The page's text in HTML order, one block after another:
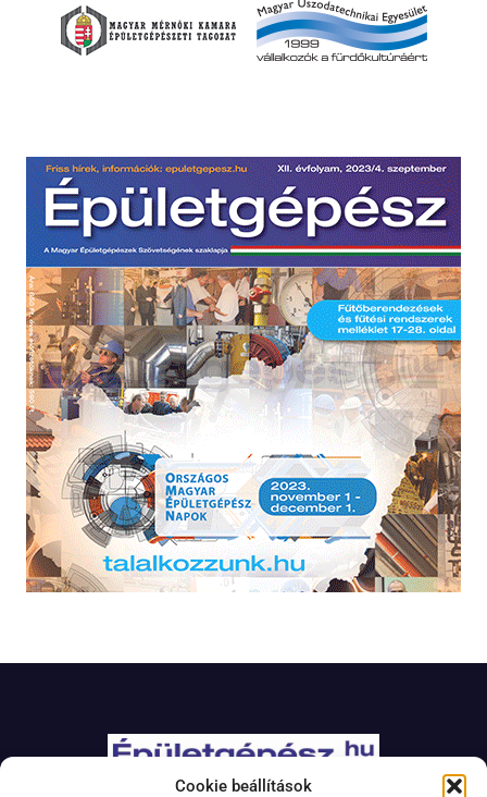
Cookie beállítások